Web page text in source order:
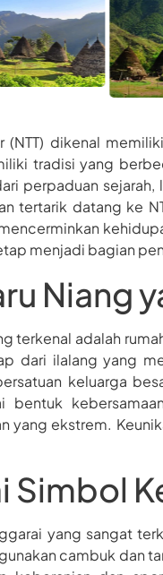
(NTT) dikenal
tradisi yang
perpaduan
tertarik datang ke
menjadi bagian
Niang
terkenal adalah
dari ilalang yang
keluarga
bentuk
yang ekstrem.
Simbol
yang sangat
cambuk dan